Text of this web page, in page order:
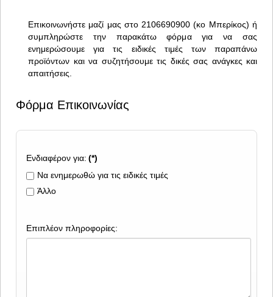
Επικοινωνήστε μαζί μας στο 2106690900 (κο Μπερίκος) ή
συμπληρώστε την παρακάτω φόρμα για να σας
ενημερώσουμε για τις ειδικές τιμές των παραπάνω
προϊόντων και να συζητήσουμε τις δικές σας ανάγκες και
απαιτήσεις.
Φόρμα Επικοινωνίας
Ενδιαφέρον για: (*)
Να ενημερωθώ για τις ειδικές τιμές
Άλλο
Επιπλέον πληροφορίες: